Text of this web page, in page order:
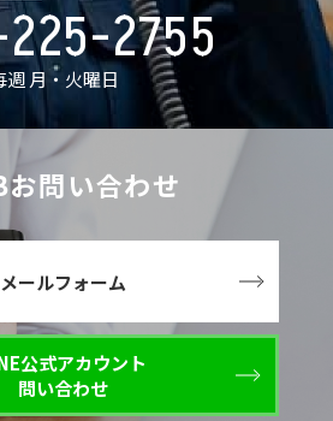
2755
週 月・火曜日
お問い合わせ
メールフォーム
公式アカウント
問い合わせ